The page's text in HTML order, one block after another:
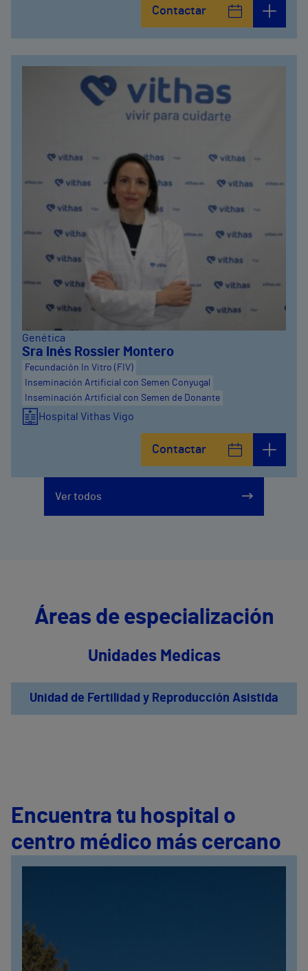
Contactar
Genética
Sra Inés Rossier Montero
Fecundación In Vitro (FIV)
Inseminación Artificial con Semen Conyugal
Inseminación Artificial con Semen de Donante
Hospital Vithas Vigo
Contactar
Ver todos
Áreas de especialización
Unidades Medicas
Unidad de Fertilidad y Reproducción Asistida
Encuentra tu hospital o
centro médico más cercano